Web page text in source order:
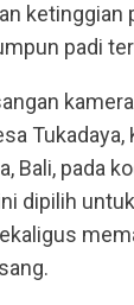
ketinggian
padi
Bali, pada
dipilih